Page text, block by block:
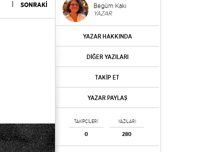
SONRAKİ Begüm Kakı
YAZAR
YAZAR HAKKINDA
DİĞER YAZILARI
TAKİP ET
YAZAR PAYLAŞ
TAKİPÇİLERİ
0
YAZILARI
280